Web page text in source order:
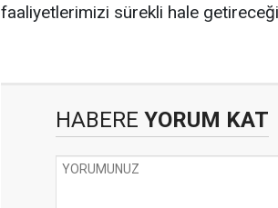
faaliyetlerimizi sürekli hale
HABERE YORUM KAT